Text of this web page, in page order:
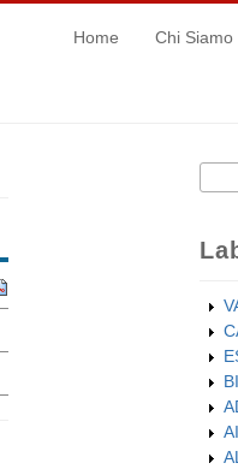
Home Chi Siamo
Cerca